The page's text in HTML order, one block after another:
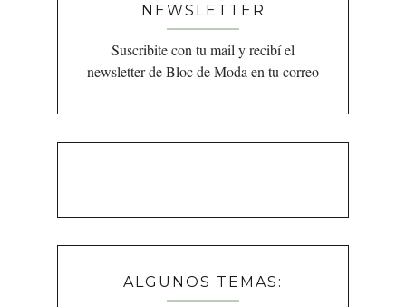
NEWSLETTER
Suscribite con tu mail y recibí el
newsletter de Bloc de Moda en tu correo
ALGUNOS TEMAS: